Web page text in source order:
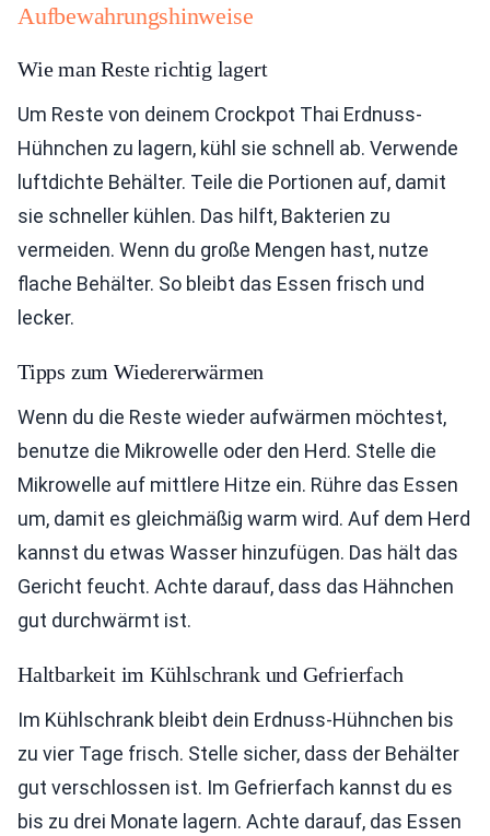
Aufbewahrungshinweise
Wie man Reste richtig lagert
Um Reste von deinem Crockpot Thai Erdnuss-
Hühnchen zu lagern, kühl sie schnell ab. Verwende
luftdichte Behälter. Teile die Portionen auf, damit
sie schneller kühlen. Das hilft, Bakterien zu
vermeiden. Wenn du große Mengen hast, nutze
flache Behälter. So bleibt das Essen frisch und
lecker.
Tipps zum Wiedererwärmen
Wenn du die Reste wieder aufwärmen möchtest,
benutze die Mikrowelle oder den Herd. Stelle die
Mikrowelle auf mittlere Hitze ein. Rühre das Essen
um, damit es gleichmäßig warm wird. Auf dem Herd
kannst du etwas Wasser hinzufügen. Das hält das
Gericht feucht. Achte darauf, dass das Hähnchen
gut durchwärmt ist.
Haltbarkeit im Kühlschrank und Gefrierfach
Im Kühlschrank bleibt dein Erdnuss-Hühnchen bis
zu vier Tage frisch. Stelle sicher, dass der Behälter
gut verschlossen ist. Im Gefrierfach kannst du es
bis zu drei Monate lagern. Achte darauf, das Essen